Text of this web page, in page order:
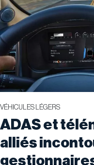
VÉHICULES LÉGERS
ADAS et
alliés